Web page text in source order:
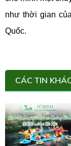
như thời gian
Quốc.
CÁC TIN